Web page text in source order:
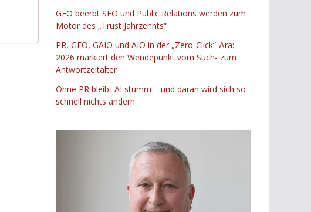
GEO beerbt SEO und Public Relations werden zum
Motor des „Trust Jahrzehnts“
PR, GEO, GAIO und AIO in der „Zero-Click“-Ära:
2026 markiert den Wendepunkt vom Such- zum
Antwortzeitalter
Ohne PR bleibt AI stumm – und daran wird sich so
schnell nichts ändern